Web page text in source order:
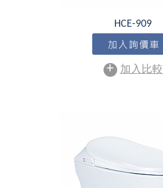
HCE-909
+ 加入比較